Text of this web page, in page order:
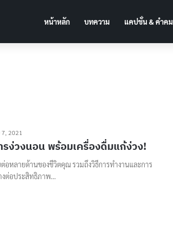
หน้าหลัก บทความ แคปชั่น & คำคม
2021
ง่วงนอน พร้อมเครื่องดื่มแก้ง่วง!
อหลายด้านของชีวิตคุณ รวมถึงวิธีการทำงานและการ
งต่อประสิทธิภาพ…